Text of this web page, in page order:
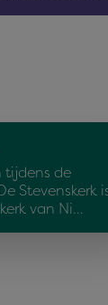
tijdens de
Stevenskerk
van Ni…